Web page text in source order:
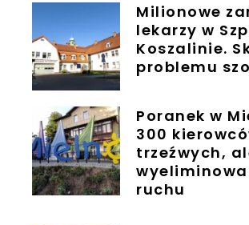
Milionowe
lekarzy w
Koszalinie.
problemu
Poranek w
300
trzeźwych,
ruchu